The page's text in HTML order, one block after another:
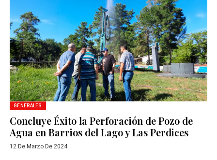
GENERALES
Concluye Éxito la Perforación de Pozo de
Agua en Barrios del Lago y Las Perdices
12 De Marzo De 2024